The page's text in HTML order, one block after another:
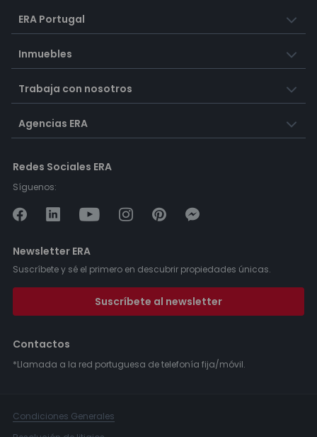
ERA Portugal
Inmuebles
Trabaja con nosotros
Agencias ERA
Redes Sociales ERA
Síguenos:
Newsletter ERA
Suscríbete y sé el primero en descubrir propiedades únicas.
Suscríbete al newsletter
Contactos
*Llamada a la red portuguesa de telefonía fija/móvil.
Condiciones Generales